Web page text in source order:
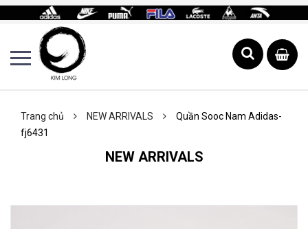
Trang chủ NEW ARRIVALS
Quần Sooc Nam Adidas-
fj6431
NEW ARRIVALS